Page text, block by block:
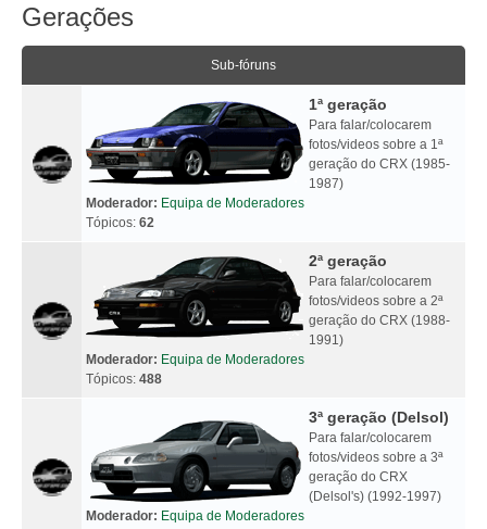
Gerações
Sub-fóruns
1ª geração
Para falar/colocarem
fotos/videos sobre a 1ª
geração do CRX (1985-
1987)
Moderador: Equipa de Moderadores
Tópicos: 62
2ª geração
Para falar/colocarem
fotos/videos sobre a 2ª
geração do CRX (1988-
1991)
Moderador: Equipa de Moderadores
Tópicos: 488
3ª geração (Delsol)
Para falar/colocarem
fotos/videos sobre a 3ª
geração do CRX
(Delsol's) (1992-1997)
Moderador: Equipa de Moderadores